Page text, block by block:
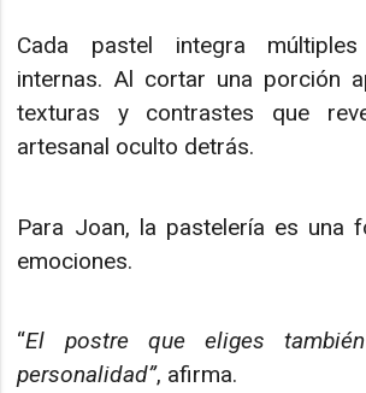
Cada pastel integra múltiples
internas. Al cortar una porción
texturas y contrastes que
artesanal oculto detrás.
Para Joan, la pastelería es una
emociones.
“El postre que eliges
personalidad”, afirma.